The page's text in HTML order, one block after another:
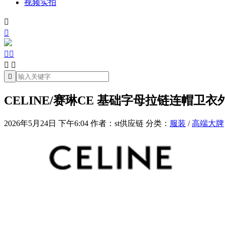
视频实拍


 
 

CELINE/赛琳CE 基础字母拉链连帽卫衣
2026年5月24日 下午6:04 作者：st供应链 分类： 服装 /高端大牌